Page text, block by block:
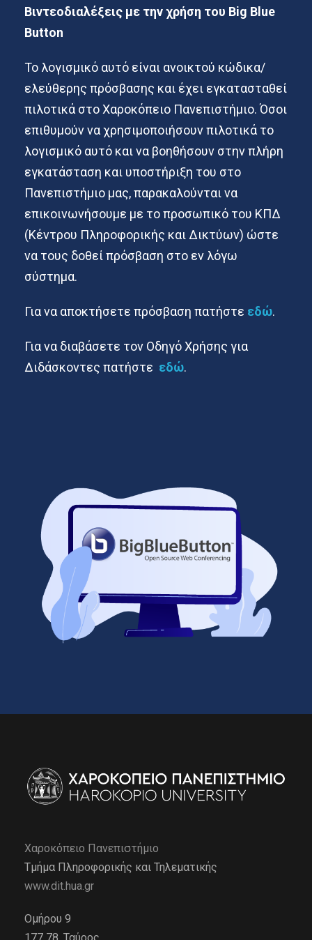
Βιντεοδιαλέξεις με την χρήση του Big Blue
Button
To λογισμικό αυτό είναι ανοικτού κώδικα/
ελεύθερης πρόσβασης και έχει εγκατασταθεί
πιλοτικά στο Χαροκόπειο Πανεπιστήμιο. Όσοι
επιθυμούν να χρησιμοποιήσουν πιλοτικά το
λογισμικό αυτό και να βοηθήσουν στην πλήρη
εγκατάσταση και υποστήριξη του στο
Πανεπιστήμιο μας, παρακαλούνται να
επικοινωνήσουμε με το προσωπικό του ΚΠΔ
(Κέντρου Πληροφορικής και Δικτύων) ώστε
να τους δοθεί πρόσβαση στο εν λόγω
σύστημα.
Για να αποκτήσετε πρόσβαση πατήστε εδώ.
Για να διαβάσετε τον Oδηγό Xρήσης για
Διδάσκοντες πατήστε εδώ.
Χαροκόπειο Πανεπιστήμιο
Τμήμα Πληροφορικής και Τηλεματικής
www.dit.hua.gr
Ομήρου 9